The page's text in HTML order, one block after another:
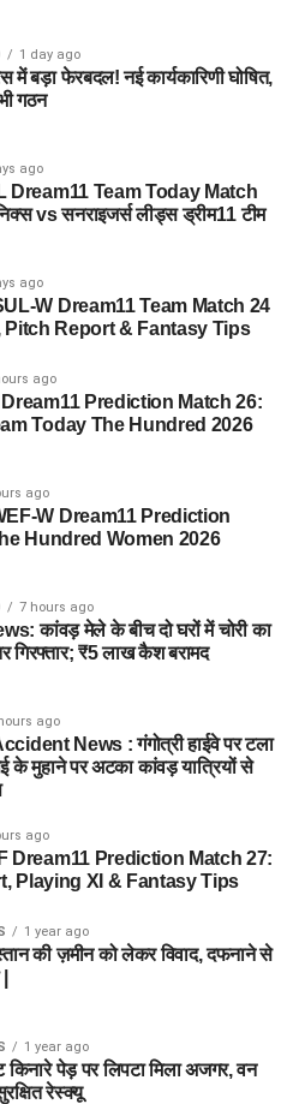
Prediction Match 27: Pitch
Fantasy Tips
Prediction Match 27:
2026
मेले के बीच दो घरों में चोरी का
₹5 लाख कैश बरामद
: गंगोत्री हाईवे पर टला बड़ा
अटका कांवड़ यात्रियों से भरा एक
Prediction Match 26:
The Hundred 2026
1 day ago
में बड़ा फेरबदल! नई कार्यकारिणी घोषित,
गठन
ago
Dream11 Team Today Match
vs सनराइजर्स लीड्स ड्रीम11 टीम
ago
W Dream11 Team Match 24
Pitch Report & Fantasy Tips
ago
Prediction Match 26:
Today The Hundred 2026
ago
W Dream11 Prediction
Hundred Women 2026
7 hours ago
कांवड़ मेले के बीच दो घरों में चोरी का
गिरफ्तार; ₹5 लाख कैश बरामद
ago
News : गंगोत्री हाईवे पर टला
के मुहाने पर अटका कांवड़ यात्रियों से
ago
Dream11 Prediction Match 27:
Playing XI & Fantasy Tips
1 year ago
की ज़मीन को लेकर विवाद, दफनाने से
1 year ago
किनारे पेड़ पर लिपटा मिला अजगर, वन
रेस्क्यू